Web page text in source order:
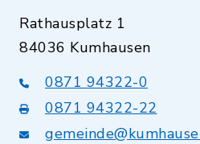
Rathausplatz 1
84036 Kumhausen
0871 94322-0
0871 94322-22